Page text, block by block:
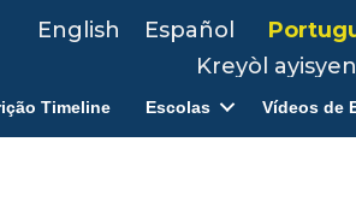
English Español
Kreyòl ayisyen
Timeline Escolas Vídeos de